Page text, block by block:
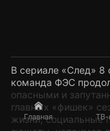
Главная ТВ-
В сериале «След» 8
команда ФЭС
опасными и
главных «фишек»
жизни, социальные